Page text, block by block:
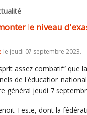
le niveau
le jeudi 07 septembre 2023.
assez combatif“ que
de l'éducation
général jeudi 7
Teste, dont la